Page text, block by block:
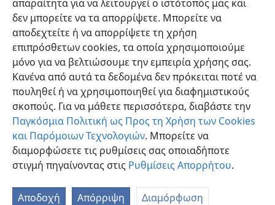
απαραίτητα για να λειτουργεί ο ιστότοπός μας και
δεν μπορείτε να τα απορρίψετε. Μπορείτε να
αποδεχτείτε ή να απορρίψετε τη χρήση
επιπρόσθετων cookies, τα οποία χρησιμοποιούμε
μόνο για να βελτιώσουμε την εμπειρία χρήσης σας.
Κανένα από αυτά τα δεδομένα δεν πρόκειται ποτέ να
πουληθεί ή να χρησιμοποιηθεί για διαφημιστικούς
σκοπούς. Για να μάθετε περισσότερα, διαβάστε την
Παγκόσμια Πολιτική ως Προς τη Χρήση των Cookies
και Παρόμοιων Τεχνολογιών. Μπορείτε να
διαμορφώσετε τις ρυθμίσεις σας οποιαδήποτε
στιγμή πηγαίνοντας στις Ρυθμίσεις Απορρήτου.
Αποδοχή Απόρριψη Διαμόρφωση
Ελληνική Κοινή Χρήση Προτιμήσεις
Copyright© 2026 Watch Tower Bible and Tract Society of Pennsylvania
Όροι Χρήσης Πολιτική Απορρήτου
Ρυθμίσεις Απορρήτου
JW.ORG
Σύνδεση